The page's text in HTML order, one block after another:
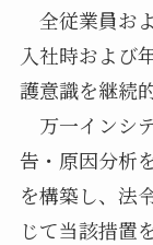
全従業員お
入社時および
護意識を継続
万一インシ
告・原因分析
を構築し、法
じて当該措置